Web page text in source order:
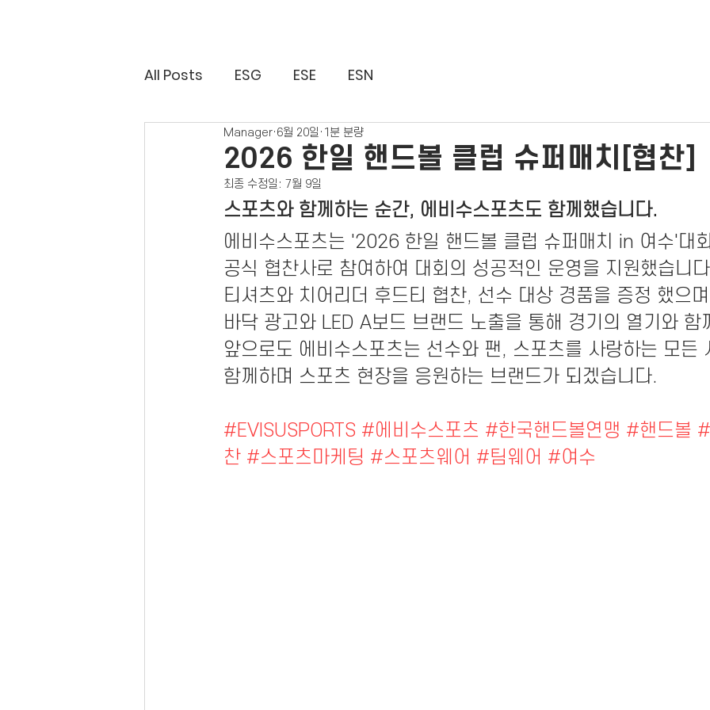
All Posts ESG ESE ESN
2026 한일 핸드볼 클럽 슈퍼매치[협찬]
Manager 6월 20일 1분 분량
최종 수정일: 7월 9일
스포츠와 함께하는 순간, 에비수스포츠도 함께했습니다.
에비수스포츠는 '2026 한일 핸드볼 클럽 슈퍼매치 in 여수'대
공식 협찬사로 참여하여 대회의 성공적인 운영을 지원했습니
티셔츠와 치어리더 후드티 협찬, 선수 대상 경품을 증정 했으
바닥 광고와 LED A보드 브랜드 노출을 통해 경기의 열기와 함
앞으로도 에비수스포츠는 선수와 팬, 스포츠를 사랑하는 모든
함께하며 스포츠 현장을 응원하는 브랜드가 되겠습니다.
#EVISUSPORTS #에비수스포츠 #한국핸드볼연맹 #핸드볼
찬 #스포츠마케팅 #스포츠웨어 #팀웨어 #여수